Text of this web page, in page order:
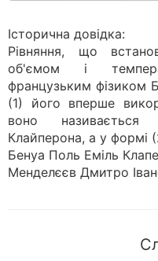
Історична довідка:
Рівняння, що
об'ємом і
французьким фізиком
(1) його вперше
воно
Клайперона, а у формі
Бенуа Поль Еміль
Менделєєв Дмитро